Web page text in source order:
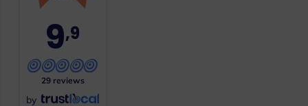
9,9
29 reviews
by